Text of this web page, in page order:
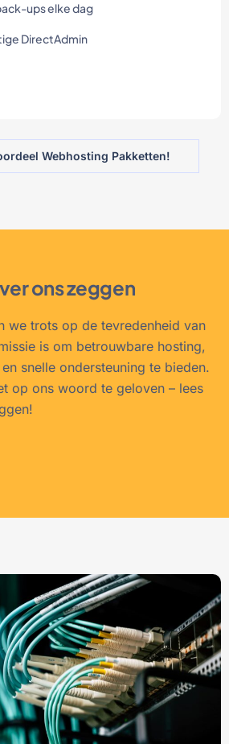
ups elke dag
DirectAdmin
Webhosting Pakketten!
ons zeggen
we trots op de tevredenheid van
is om betrouwbare hosting,
snelle ondersteuning te bieden.
op ons woord te geloven – lees